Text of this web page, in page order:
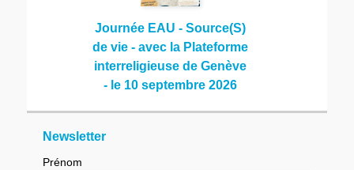
Journée EAU - Source(S)
de vie - avec la Plateforme
interreligieuse de Genève
- le 10 septembre 2026
Newsletter
Prénom